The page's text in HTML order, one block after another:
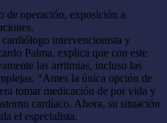
de operación, exposición a
intervencionista y
Palma, explica que con este
las arritmias, incluso las
“Antes la única opción de
tomar medicación de por vida y
cardíaco. Ahora, su situación
el especialista.